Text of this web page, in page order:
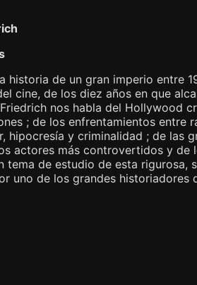
historia de un gran imperio entre
cine, de los diez años en que
nos habla del Hollywood
; de los enfrentamientos entre
hipocresía y criminalidad ; de las
actores más controvertidos y
tema de estudio de esta
uno de los grandes historiadores